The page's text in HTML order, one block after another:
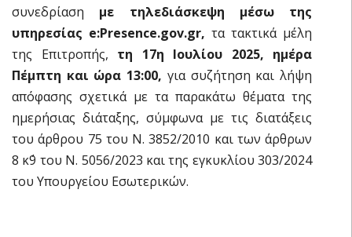
συνεδρίαση με τηλεδιάσκεψη μέσω της
υπηρεσίας e:Presence.gov.gr, τα τακτικά μέλη
της Επιτροπής, τη 17η Ιουλίου 2025, ημέρα
Πέμπτη και ώρα 13:00, για συζήτηση και λήψη
απόφασης σχετικά με τα παρακάτω θέματα της
ημερήσιας διάταξης, σύμφωνα με τις διατάξεις
του άρθρου 75 του Ν. 3852/2010 και των άρθρων
8 κ΄9 του Ν. 5056/2023 και της εγκυκλίου 303/2024
του Υπουργείου Εσωτερικών.